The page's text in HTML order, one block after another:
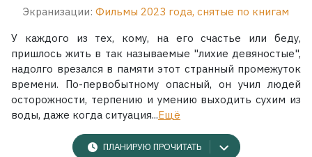
Экранизации: Фильмы 2023 года, снятые по книгам
У каждого из тех, кому, на его счастье или беду,
пришлось жить в так называемые "лихие девяностые",
надолго врезался в памяти этот странный промежуток
времени. По-первобытному опасный, он учил людей
осторожности, терпению и умению выходить сухим из
воды, даже когда ситуация...Ещё
ПЛАНИРУЮ ПРОЧИТАТЬ